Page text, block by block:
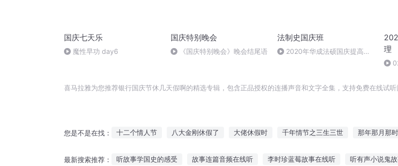
国庆七天乐
魔性早功 day6
国庆特别晚会
《国庆特别晚会》晚会结尾语
法制史国庆班
2020年华成法硕国庆提高班
理
喜马拉雅为您推荐银行国庆节休几天假啊的精选专辑，包含正品授权的连播声音和文字全集，支持免费在线试听
您是不是在找： 十二个情人节 八大金刚休假了 大佬休假时 千年情节之三生三世 那年那月那
最新搜索推荐： 听故事学国史的感受 故事连篇音频在线听 李时珍蓝莓故事在线听 听有声小说鬼